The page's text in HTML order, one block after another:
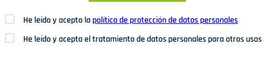
He leído y acepto lapolítica de protección de datos personales
He leído y acepto el tratamiento de datos personales para otros usos